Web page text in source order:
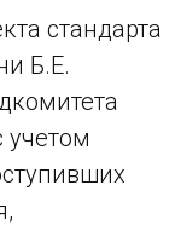
стандарта
Б.Е.
учетом